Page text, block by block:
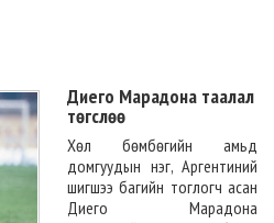
Диего Марадона таалал
төгслөө
Хөл бөмбөгийн амьд
домгуудын нэг, Аргентиний
шигшээ багийн тоглогч асан
Диего Марадона